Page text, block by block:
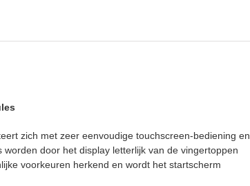
zich met zeer eenvoudige touchscreen-bediening en
door het display letterlijk van de vingertoppen
voorkeuren herkend en wordt het startscherm